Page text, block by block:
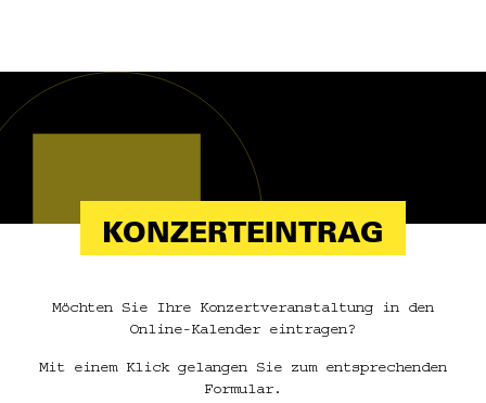
KONZERTEINTRAG
Möchten Sie Ihre Konzertveranstaltung in den
Online-Kalender eintragen?
Mit einem Klick gelangen Sie zum entsprechenden
Formular.